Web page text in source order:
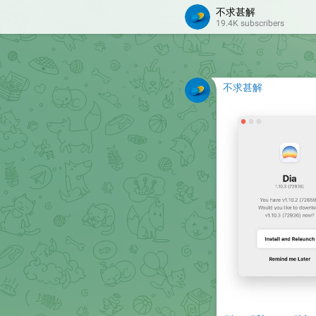
不求甚解
19.4K subscribers
不求甚解